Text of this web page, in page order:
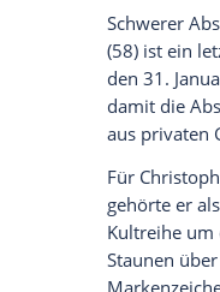
"München
Schaller
Nach 22
Zangel.